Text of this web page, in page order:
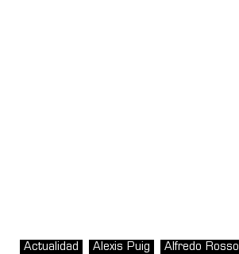
Actualidad Alexis Puig Alfredo Rosso